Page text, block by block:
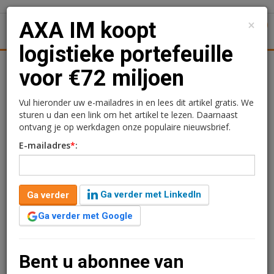
Juridisch | Fiscaal Transacties
AXA IM koopt logistieke
portefeuille voor €72
miljoen
Kimberly Camu
3 juli 2020 om 09:36
6 jaar geleden aangepast
2 minuten leestijd
AXA Investment Managers heeft een logistieke
miljoen betaald. De portefeuille bestaat uit vier assets
×
AXA IM koopt
logistieke portefeuille
voor €72 miljoen
Vul hieronder uw e-mailadres in en lees dit artikel gratis. We
sturen u dan een link om het artikel te lezen. Daarnaast
ontvang je op werkdagen onze populaire nieuwsbrief.
E-mailadres*:
Ga verder
Ga verder met LinkedIn
Ga verder met Google
Bent u abonnee van